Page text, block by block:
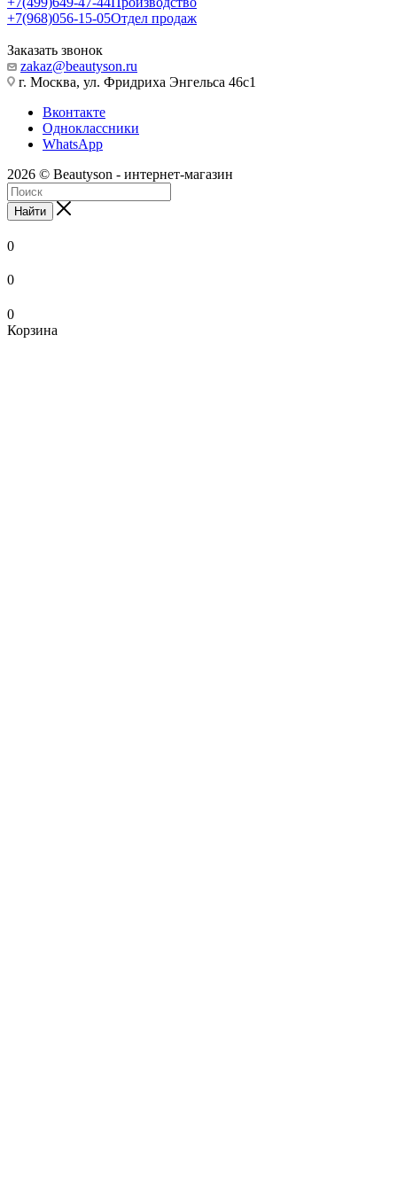
+7(968)056-15-05Отдел продаж
Заказать звонок
zakaz@beautyson.ru
г. Москва, ул. Фридриха Энгельса 46с1
Вконтакте
Одноклассники
WhatsApp
2026 © Beautyson - интернет-магазин
Найти
0
0
0
Корзина